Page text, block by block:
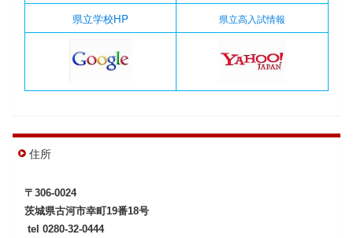
県立学校HP 県立高入試情報
住所
〒306-0024
茨城県古河市幸町19番18号
tel 0280-32-0444